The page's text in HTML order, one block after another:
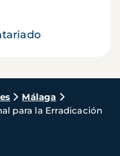
Málaga
para la Erradicación